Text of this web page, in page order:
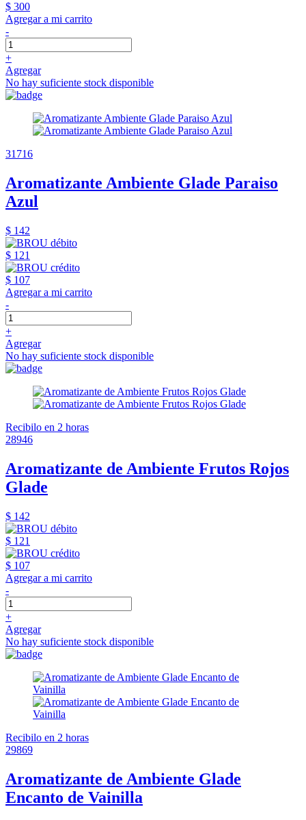
$ 300
Agregar a mi carrito
-
+
Agregar
No hay suficiente stock disponible
31716
Aromatizante Ambiente Glade Paraiso
Azul
$ 142
$ 121
$ 107
Agregar a mi carrito
-
+
Agregar
No hay suficiente stock disponible
Recibilo en 2 horas
28946
Aromatizante de Ambiente Frutos Rojos
Glade
$ 142
$ 121
$ 107
Agregar a mi carrito
-
+
Agregar
No hay suficiente stock disponible
Recibilo en 2 horas
29869
Aromatizante de Ambiente Glade
Encanto de Vainilla